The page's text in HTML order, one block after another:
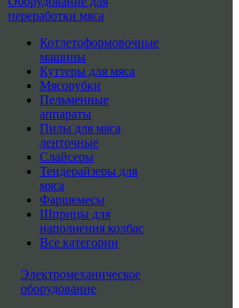
переработки мяса
Котлетоформовочные
машины
Куттеры для мяса
Мясорубки
Пельменные
аппараты
Пилы для мяса
ленточные
Слайсеры
Тендерайзеры для
мяса
Фаршемесы
Шприцы для
наполнения колбас
Все категории
Электромеханическое
оборудование